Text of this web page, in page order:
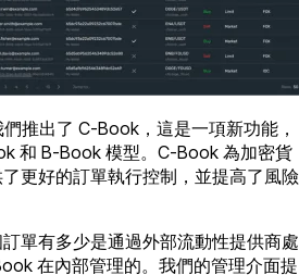
推出了 C-Book，這是一項新功能，
和 B-Book 模型。C-Book 為加密貨
更好的訂單執行控制，並提高了風險
單有多少是通過外部流動性提供商處
在內部管理的。我們的管理介面提